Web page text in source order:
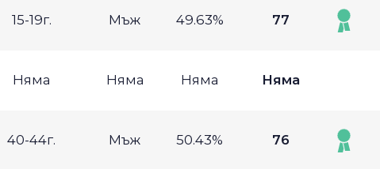
15-19г. Мъж 49.63% 77
Няма Няма Няма Няма
40-44г. Мъж 50.43% 76